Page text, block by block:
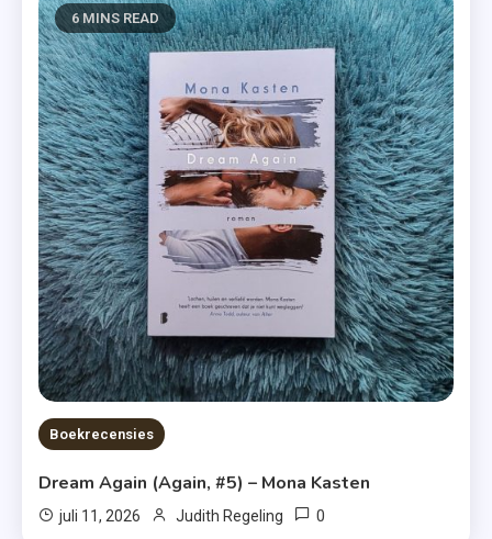
6 MINS READ
Boekrecensies
Dream Again (Again, #5) – Mona Kasten
juli 11, 2026 Judith Regeling 0